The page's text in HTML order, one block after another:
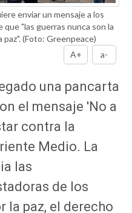
enviar un mensaje a los
"las guerras nunca son la
paz".(Foto: Greenpeace)
A+
a-
una pancarta
el mensaje 'No a
contra la
Medio. La
las
de los
la paz, el derecho